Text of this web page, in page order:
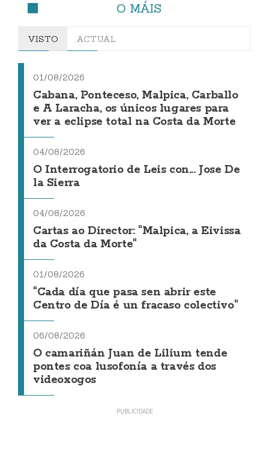
O MÁIS
VISTO ACTUAL
01/08/2026
Cabana, Ponteceso, Malpica, Carballo
e A Laracha, os únicos lugares para
ver a eclipse total na Costa da Morte
04/08/2026
O Interrogatorio de Leis con... Jose De
la Sierra
04/08/2026
Cartas ao Director: "Malpica, a Eivissa
da Costa da Morte"
01/08/2026
"Cada día que pasa sen abrir este
Centro de Día é un fracaso colectivo"
06/08/2026
O camariñán Juan de Lilium tende
pontes coa lusofonía a través dos
videoxogos